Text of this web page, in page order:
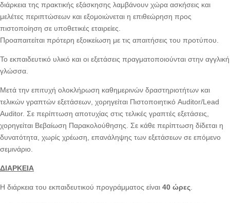
διάρκεια της πρακτικής εξάσκησης λαμβάνουν χώρα ασκήσεις και
μελέτες περιπτώσεων και εξομοιώνεται η επιθεώρηση προς
πιστοποίηση σε υποθετικές εταιρείες.
Προαπαιτείται πρότερη εξοικείωση με τις απαιτήσεις του προτύπου.
Το εκπαιδευτικό υλικό και οι εξετάσεις πραγματοποιούνται στην αγγλική
γλώσσα.
Μετά την επιτυχή ολοκλήρωση καθημερινών δραστηριοτήτων και
τελικών γραπτών εξετάσεων, χορηγείται Πιστοποιητικό Auditor/Lead
Auditor. Σε περίπτωση αποτυχίας στις τελικές γραπτές εξετάσεις,
χορηγείται Βεβαίωση Παρακολούθησης. Σε κάθε περίπτωση δίδεται η
δυνατότητα, χωρίς χρέωση, επανάληψης των εξετάσεων σε επόμενο
σεμινάριο.
ΔΙΑΡΚΕΙΑ
Η διάρκεια του εκπαιδευτικού προγράμματος είναι 40 ώρες